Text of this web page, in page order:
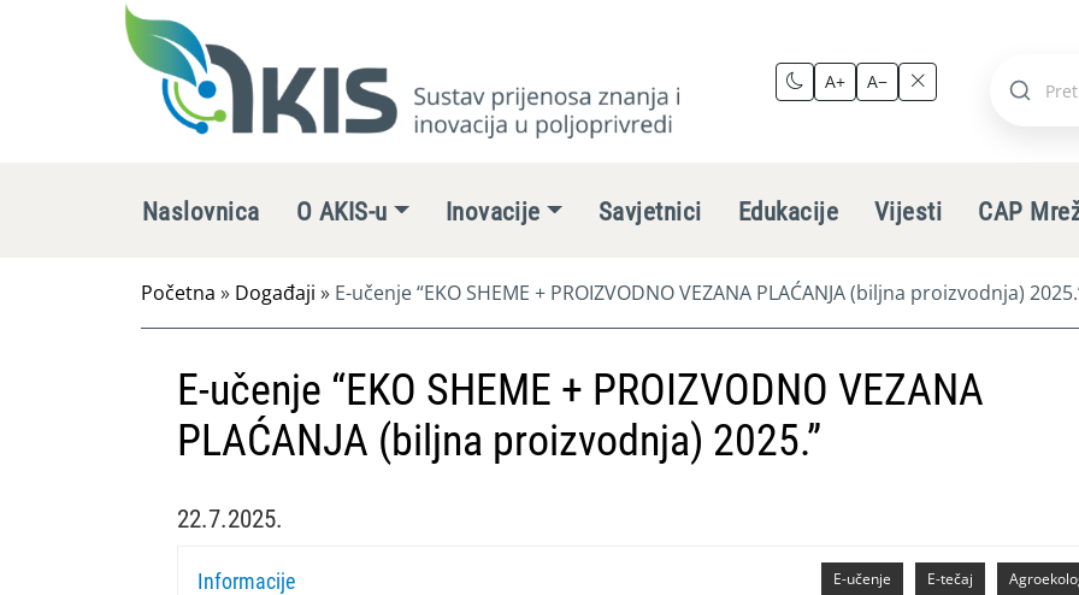
A+ A−
Pretraži
Naslovnica O AKIS-u Inovacije Savjetnici Edukacije Vijesti CAP
Početna » Događaji » E-učenje “EKO SHEME + PROIZVODNO VEZANA PLAĆANJA (biljna proizvodnja)
E-učenje “EKO SHEME + PROIZVODNO VEZANA
PLAĆANJA (biljna proizvodnja) 2025.”
22.7.2025.
E-tečaj
E-učenje
Informacije